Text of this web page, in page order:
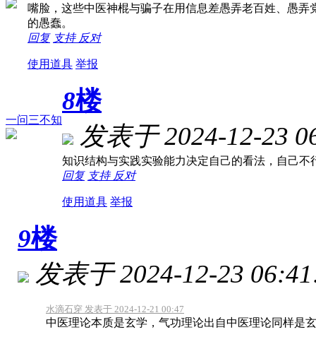
嘴脸，这些中医神棍与骗子在用信息差愚弄老百姓、愚
的愚蠢。
回复 支持 反对
使用道具 举报
一问三不知
8楼
发表于 2024-12-23
知识结构与实践实验能力决定自己的看法，自己
回复 支持 反对
使用道具 举报
9楼
发表于 2024-12-23
水滴石穿 发表于 2024-12-21 00:47
中医理论本质是玄学，气功理论出自中医理论同样是